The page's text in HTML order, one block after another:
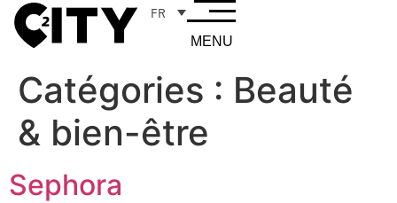
FR
MENU
Catégories : Beauté
& bien-être
Sephora